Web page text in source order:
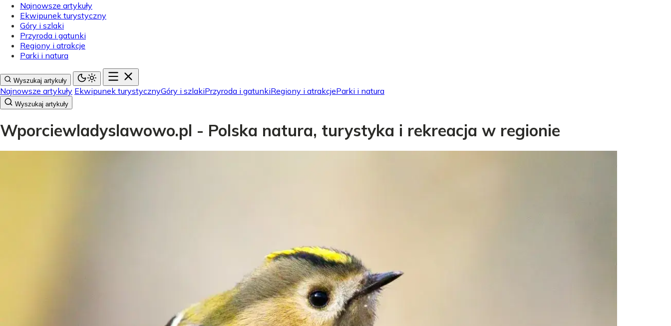
Najnowsze artykuły
Ekwipunek turystyczny
Góry i szlaki
Przyroda i gatunki
Regiony i atrakcje
Parki i natura
Wyszukaj artykuły
Najnowsze artykuły Ekwipunek turystycznyGóry i szlakiPrzyroda i gatunkiRegiony i atrakcjeParki i natura
Wyszukaj artykuły
Wporciewladyslawowo.pl - Polska natura, turystyka i rekreacja w regionie